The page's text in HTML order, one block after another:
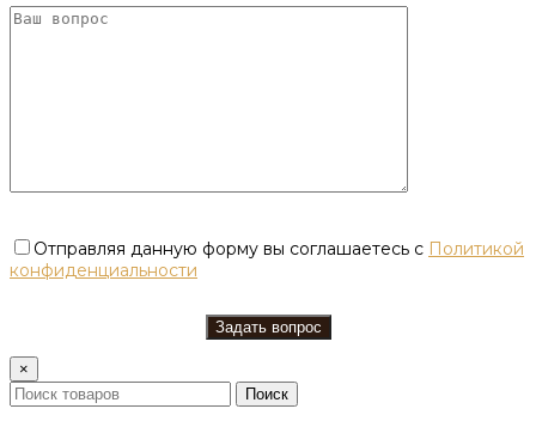
Отправляя данную форму вы соглашаетесь с Политикой
конфиденциальности
×
Поиск